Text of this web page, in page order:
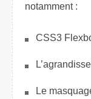
notamment :
CSS3
Le